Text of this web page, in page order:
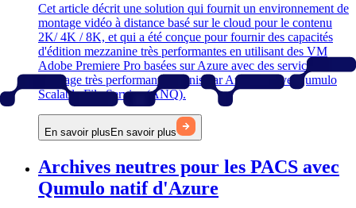
Cet article décrit une solution qui fournit un environnement de
montage vidéo à distance basé sur le cloud pour le contenu
2K/ 4K / 8K, et qui a été conçue pour fournir des capacités
d'édition mezzanine très performantes en utilisant des VM
Adobe Premiere Pro basées sur Azure avec des services de
stockage très performants fournis par Azure Native Qumulo
Scalable File Service (ANQ).
En savoir plusEn savoir plus
Archives neutres pour les PACS avec
Qumulo natif d'Azure